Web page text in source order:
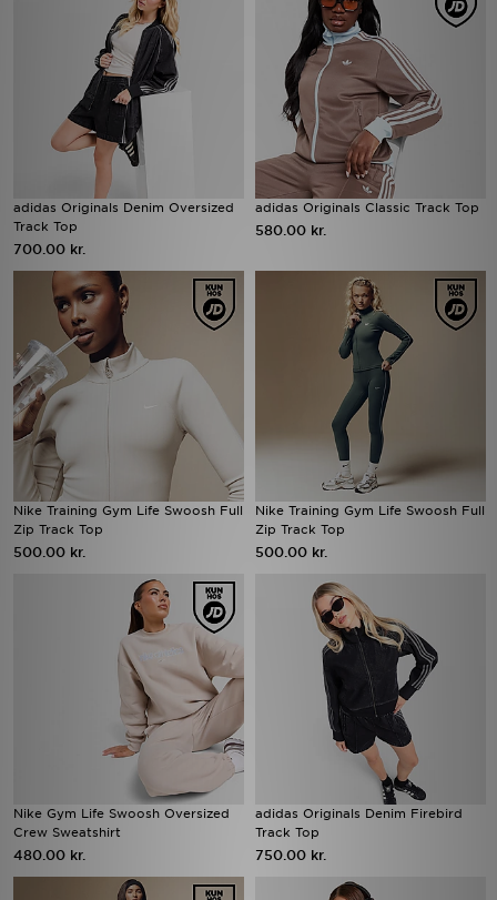
adidas Originals Denim Oversized
Track Top
700.00 kr.
adidas Originals Classic Track Top
580.00 kr.
Nike Training Gym Life Swoosh Full
Zip Track Top
500.00 kr.
Nike Training Gym Life Swoosh Full
Zip Track Top
500.00 kr.
Nike Gym Life Swoosh Oversized
Crew Sweatshirt
480.00 kr.
adidas Originals Denim Firebird
Track Top
750.00 kr.